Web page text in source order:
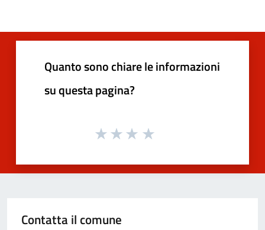
Quanto sono chiare le informazioni
su questa pagina?
Contatta il comune